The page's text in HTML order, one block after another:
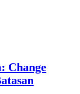
Change